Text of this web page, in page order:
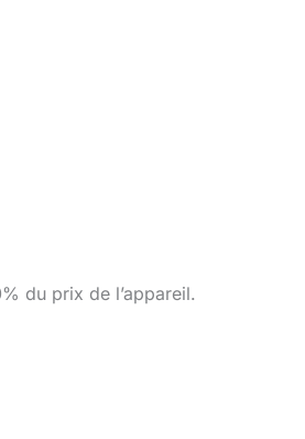
du prix de l’appareil.